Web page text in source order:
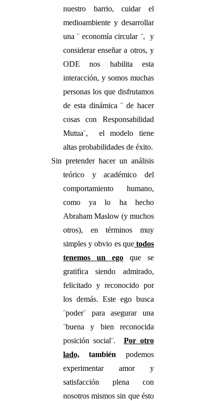
nuestro barrio, cuidar el
medioambiente y desarrollar
una ¨ economía circular ¨, y
considerar enseñar a otros, y
ODE nos habilita esta
interacción, y somos muchas
personas los que disfrutamos
de esta dinámica ¨ de hacer
cosas con Responsabilidad
Mutua¨, el modelo tiene
altas probabilidades de éxito.
Sin pretender hacer un análisis
teórico y académico del
comportamiento humano,
como ya lo ha hecho
Abraham Maslow (y muchos
otros), en términos muy
simples y obvio es quetodos
tenemos un egoque se
gratifica siendo admirado,
felicitado y reconocido por
los demás. Este ego busca
¨poder¨ para asegurar una
¨buena y bien reconocida
posición social¨. Por otro
lado,también podemos
experimentar amor y
satisfacción plena con
nosotros mismos sin que ésto